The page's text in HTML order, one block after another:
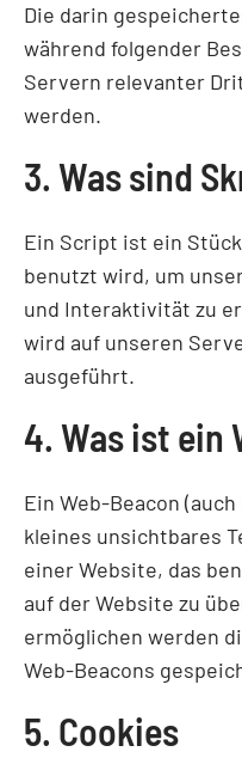
Die darin
während folgender
Servern relevanter
werden.
3. Was sind
Ein Script ist ein
benutzt wird, um
und Interaktivität zu
wird auf unseren
ausgeführt.
4. Was ist ein
Ein Web-Beacon
kleines unsichtbares
einer Website, das
auf der Website zu
ermöglichen werden
Web-Beacons
5. Cookies